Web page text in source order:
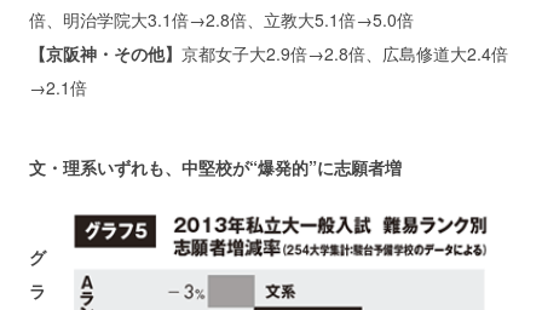
倍、明治学院大3.1倍→2.8倍、立教大5.1倍→5.0倍
【京阪神・その他】 京都女子大2.9倍→2.8倍、広島修道大2.4倍
→2.1倍
文・理系いずれも、中堅校が“爆発的”に志願者増
グ
ラ